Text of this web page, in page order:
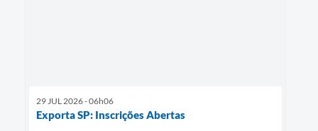
29 JUL 2026 - 06h06
Exporta SP: Inscrições Abertas